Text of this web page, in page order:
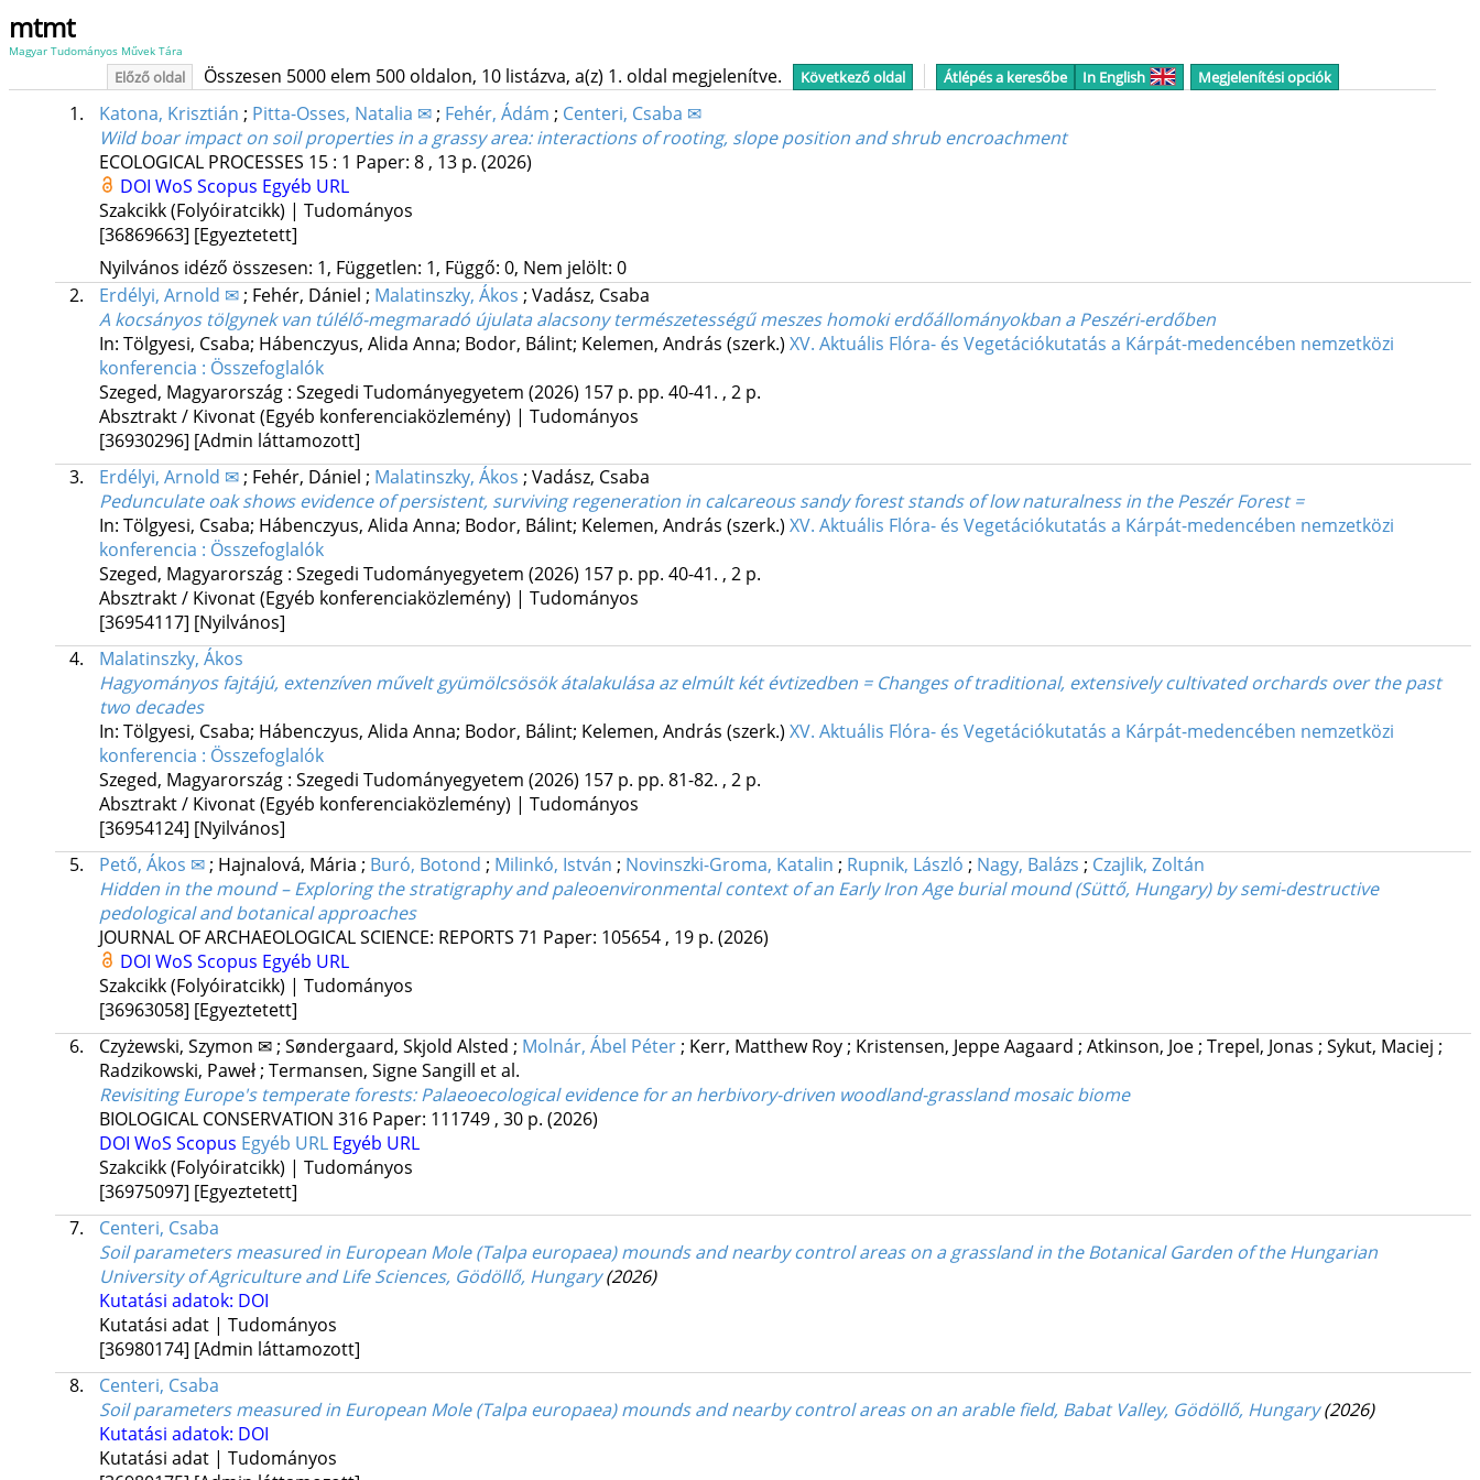
mtmt
Magyar Tudományos Művek Tára
Előző oldal Összesen 5000 elem 500 oldalon, 10 listázva, a(z) 1. oldal megjelenítve. Következő oldal Átlépés a keresőbe In English Megjelenítési opciók
1. Katona, Krisztián ; Pitta-Osses, Natalia ✉; Fehér, Ádám ; Centeri, Csaba ✉
Wild boar impact on soil properties in a grassy area: interactions of rooting, slope position and shrub encroachment
ECOLOGICAL PROCESSES 15: 1 Paper: 8 , 13 p. (2026)
DOI WoS Scopus Egyéb URL
Szakcikk (Folyóiratcikk) | Tudományos
[36869663] [Egyeztetett]
Nyilvános idéző összesen: 1, Független: 1, Függő: 0, Nem jelölt: 0
2.
Erdélyi, Arnold ✉; Fehér, Dániel ; Malatinszky, Ákos ; Vadász, Csaba
A kocsányos tölgynek van túlélő-megmaradó újulata alacsony természetességű meszes homoki erdőállományokban a Peszéri-erdőben
In: Tölgyesi, Csaba; Hábenczyus, Alida Anna; Bodor, Bálint; Kelemen, András (szerk.) XV. Aktuális Flóra- és Vegetációkutatás a Kárpát-medencében nemzetközi
konferencia : Összefoglalók
Szeged, Magyarország : Szegedi Tudományegyetem (2026) 157 p. pp. 40-41. , 2 p.
Absztrakt / Kivonat (Egyéb konferenciaközlemény) | Tudományos
[36930296] [Admin láttamozott]
3.
Erdélyi, Arnold ✉; Fehér, Dániel ; Malatinszky, Ákos ; Vadász, Csaba
Pedunculate oak shows evidence of persistent, surviving regeneration in calcareous sandy forest stands of low naturalness in the Peszér Forest =
In: Tölgyesi, Csaba; Hábenczyus, Alida Anna; Bodor, Bálint; Kelemen, András (szerk.) XV. Aktuális Flóra- és Vegetációkutatás a Kárpát-medencében nemzetközi
konferencia : Összefoglalók
Szeged, Magyarország : Szegedi Tudományegyetem (2026) 157 p. pp. 40-41. , 2 p.
Absztrakt / Kivonat (Egyéb konferenciaközlemény) | Tudományos
[36954117] [Nyilvános]
4.
Malatinszky, Ákos
Hagyományos fajtájú, extenzíven művelt gyümölcsösök átalakulása az elmúlt két évtizedben = Changes of traditional, extensively cultivated orchards over the past
two decades
In: Tölgyesi, Csaba; Hábenczyus, Alida Anna; Bodor, Bálint; Kelemen, András (szerk.) XV. Aktuális Flóra- és Vegetációkutatás a Kárpát-medencében nemzetközi
konferencia : Összefoglalók
Szeged, Magyarország : Szegedi Tudományegyetem (2026) 157 p. pp. 81-82. , 2 p.
Absztrakt / Kivonat (Egyéb konferenciaközlemény) | Tudományos
[36954124] [Nyilvános]
5.
Pető, Ákos ✉; Hajnalová, Mária ; Buró, Botond ; Milinkó, István ; Novinszki-Groma, Katalin ; Rupnik, László ; Nagy, Balázs ; Czajlik, Zoltán
Hidden in the mound – Exploring the stratigraphy and paleoenvironmental context of an Early Iron Age burial mound (Süttő, Hungary) by semi-destructive
pedological and botanical approaches
JOURNAL OF ARCHAEOLOGICAL SCIENCE: REPORTS 71 Paper: 105654 , 19 p. (2026)
DOI WoS Scopus Egyéb URL
Szakcikk (Folyóiratcikk) | Tudományos
[36963058] [Egyeztetett]
6.
Czyżewski, Szymon ✉; Søndergaard, Skjold Alsted ; Molnár, Ábel Péter; Kerr, Matthew Roy; Kristensen, Jeppe Aagaard ; Atkinson, Joe; Trepel, Jonas ; Sykut, Maciej ;
Radzikowski, Paweł; Termansen, Signe Sangill et al.
Revisiting Europe's temperate forests: Palaeoecological evidence for an herbivory-driven woodland-grassland mosaic biome
BIOLOGICAL CONSERVATION 316 Paper: 111749 , 30 p. (2026)
DOI WoS Scopus Egyéb URL Egyéb URL
Szakcikk (Folyóiratcikk) | Tudományos
[36975097] [Egyeztetett]
7.
Centeri, Csaba
Soil parameters measured in European Mole (Talpa europaea) mounds and nearby control areas on a grassland in the Botanical Garden of the Hungarian
University of Agriculture and Life Sciences, Gödöllő, Hungary (2026)
Kutatási adatok: DOI
Kutatási adat | Tudományos
[36980174] [Admin láttamozott]
8.
Centeri, Csaba
Soil parameters measured in European Mole (Talpa europaea) mounds and nearby control areas on an arable field, Babat Valley, Gödöllő, Hungary (2026)
Kutatási adatok: DOI
Kutatási adat | Tudományos